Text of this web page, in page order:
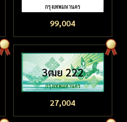
99,004
3ฒย 222
27,004